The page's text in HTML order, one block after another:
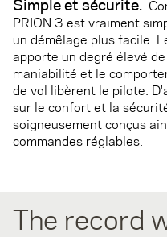
Simple et sécurite.
PRION 3 est vraiment
un démêlage plus facile.
apporte un degré élevé
maniabilité et le
de vol libèrent le pilote.
sur le confort et la
soigneusement conçus
commandes réglables.
The record